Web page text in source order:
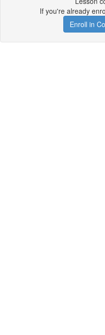
If you're already
Enroll in